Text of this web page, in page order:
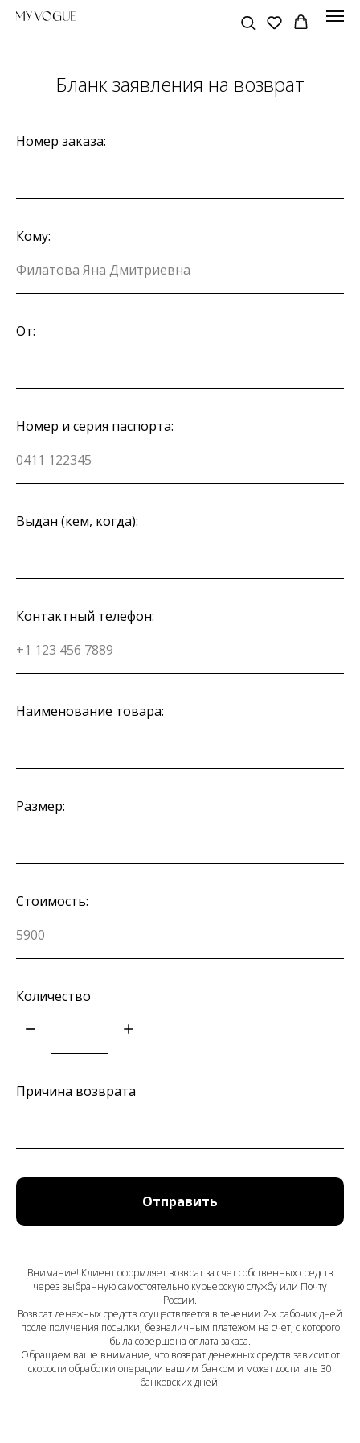
Бланк заявления на возврат
Номер заказа:
Кому:
От:
Номер и серия паспорта:
Выдан (кем, когда):
Контактный телефон:
Наименование товара:
Размер:
Стоимость:
Количество
Причина возврата
Отправить
Внимание! Клиент оформляет возврат за счет собственных средств
через выбранную самостоятельно курьерскую службу или Почту
России.
Возврат денежных средств осуществляется в течении 2-х рабочих дней
после получения посылки, безналичным платежом на счет, c которого
была совершена оплата заказа.
Обращаем ваше внимание, что возврат денежных средств зависит от
скорости обработки операции вашим банком и может достигать 30
банковских дней.